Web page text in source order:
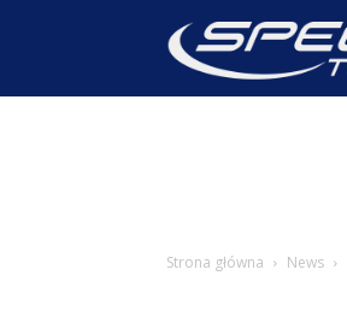
Strona główna News